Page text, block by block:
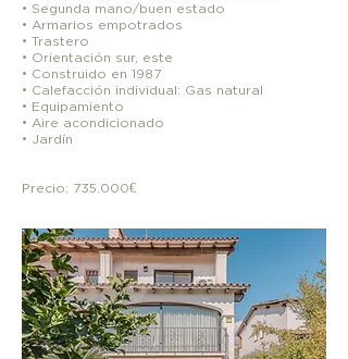
• Segunda mano/buen estado
• Armarios empotrados
• Trastero
• Orientación sur, este
• Construido en 1987
• Calefacción individual: Gas natural
• Equipamiento
• Aire acondicionado
• Jardín
Precio: 735.000€